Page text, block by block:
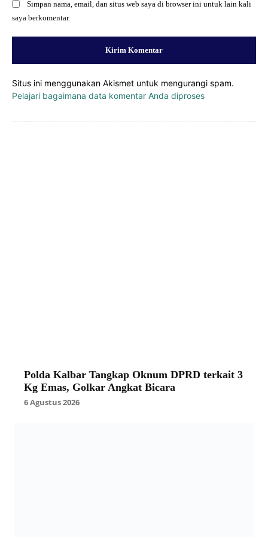
Simpan nama, email, dan situs web saya di browser ini untuk lain kali
saya berkomentar.
Situs ini menggunakan Akismet untuk mengurangi spam.
Pelajari bagaimana data komentar Anda diproses
Polda Kalbar Tangkap Oknum DPRD terkait 3
Kg Emas, Golkar Angkat Bicara
6 Agustus 2026